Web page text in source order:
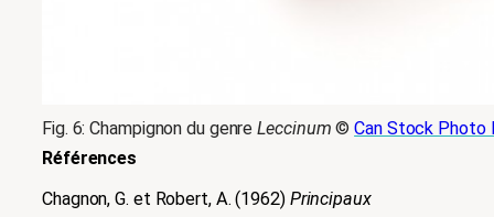
Fig. 6: Champignon du genreLeccinum ©Can Stock Photo
Références
Chagnon, G. et Robert, A. (1962) Principaux